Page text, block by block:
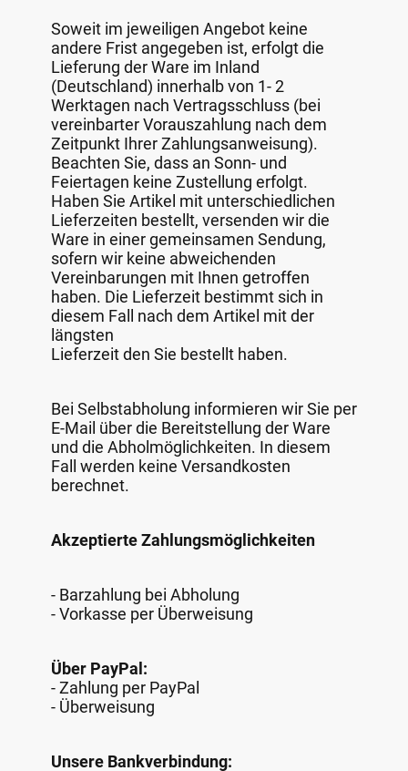
Soweit im jeweiligen Angebot keine
andere Frist angegeben ist, erfolgt die
Lieferung der Ware im Inland
(Deutschland) innerhalb von 1- 2
Werktagen nach Vertragsschluss (bei
vereinbarter Vorauszahlung nach dem
Zeitpunkt Ihrer Zahlungsanweisung).
Beachten Sie, dass an Sonn- und
Feiertagen keine Zustellung erfolgt.
Haben Sie Artikel mit unterschiedlichen
Lieferzeiten bestellt, versenden wir die
Ware in einer gemeinsamen Sendung,
sofern wir keine abweichenden
Vereinbarungen mit Ihnen getroffen
haben. Die Lieferzeit bestimmt sich in
diesem Fall nach dem Artikel mit der
längsten
Lieferzeit den Sie bestellt haben.
Bei Selbstabholung informieren wir Sie per
E-Mail über die Bereitstellung der Ware
und die Abholmöglichkeiten. In diesem
Fall werden keine Versandkosten
berechnet.
Akzeptierte Zahlungsmöglichkeiten
- Barzahlung bei Abholung
- Vorkasse per Überweisung
Über PayPal:
- Zahlung per PayPal
- Überweisung
Unsere Bankverbindung: